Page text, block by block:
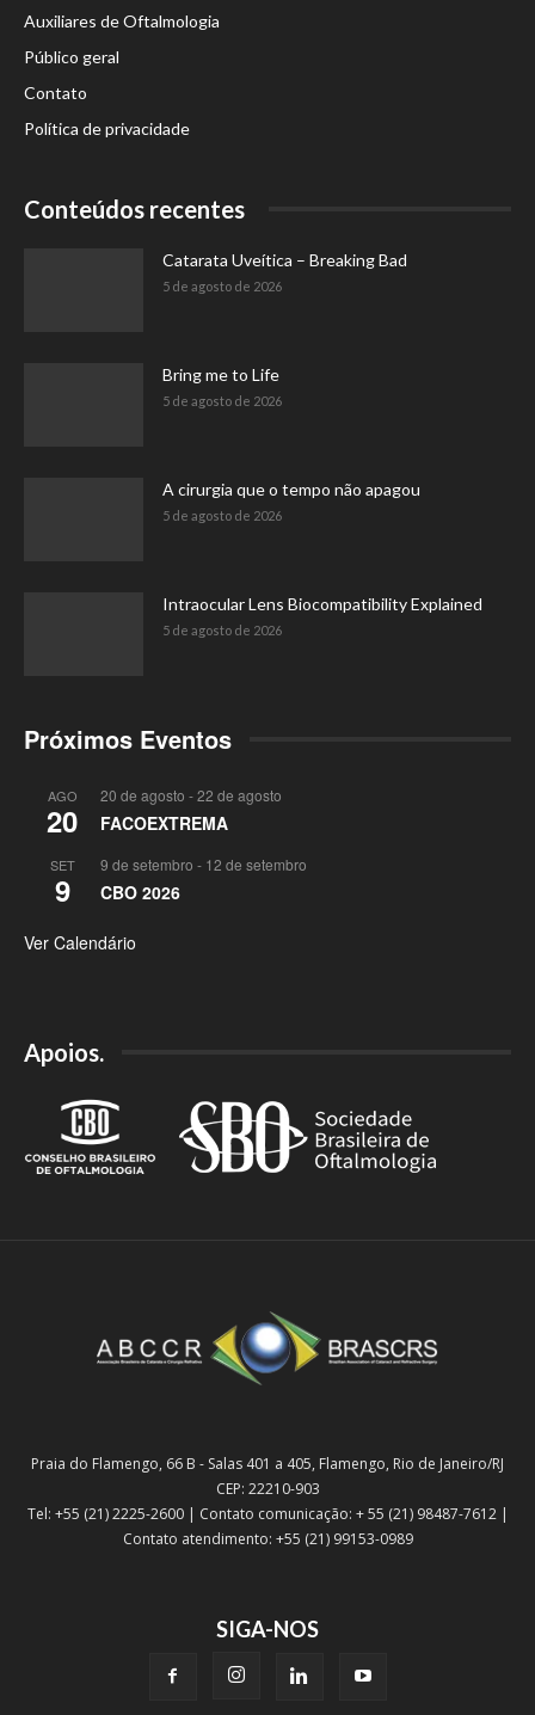
Auxiliares de Oftalmologia
Público geral
Contato
Política de privacidade
Conteúdos recentes
Catarata Uveítica – Breaking Bad
5 de agosto de 2026
Bring me to Life
5 de agosto de 2026
A cirurgia que o tempo não apagou
5 de agosto de 2026
Intraocular Lens Biocompatibility Explained
5 de agosto de 2026
Próximos Eventos
AGO
20
20 de agosto -22 de agosto
FACOEXTREMA
SET
9
9 de setembro - 12 de setembro
CBO 2026
Ver Calendário
Apoios.
Praia do Flamengo, 66 B - Salas 401 a 405, Flamengo, Rio de Janeiro/RJ
CEP: 22210-903
Tel: +55 (21) 2225-2600 | Contato comunicação: + 55 (21) 98487-7612 |
Contato atendimento: +55 (21) 99153-0989
SIGA-NOS